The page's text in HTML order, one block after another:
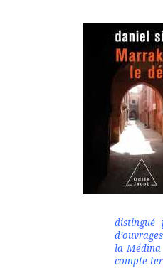
distingué
la
compte